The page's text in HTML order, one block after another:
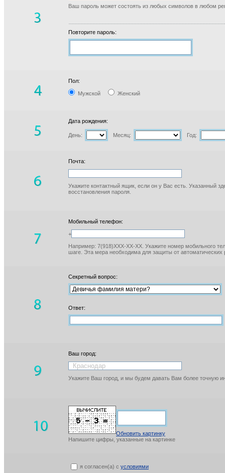
Ваш пароль может состоять из любых символов в любом
Повторите пароль:
Пол:
Мужской Женский
Дата рождения:
День: Месяц: Год:
Почта:
Укажите контактный ящик, если он у Вас есть. Указанный
восстановления пароля.
Мобильный телефон:
+
Например: 7(918)XXX-XX-XX. Укажите номер мобильного
шаге. Эта мера необходима для защиты от автоматических
Секретный вопрос:
Ответ:
Ваш город:
Укажите Ваш город, и мы будем давать Вам более точную
Обновить картинку
Напишите цифры, указанные на картинке
я согласен(а) с условиями